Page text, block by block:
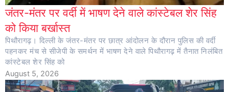
जंतर-मंतर पर वर्दी में भाषण देने वाले कांस्टेबल शेर सिंह
को किया बर्खास्त
पिथौरागढ़। दिल्ली के जंतर-मंतर पर छात्र आंदोलन के दौरान पुलिस की वर्दी
पहनकर मंच से सीजेपी के समर्थन में भाषण देने वाले पिथौरागढ़ में तैनात निलंबित
कांस्टेबल शेर सिंह को
August 5, 2026